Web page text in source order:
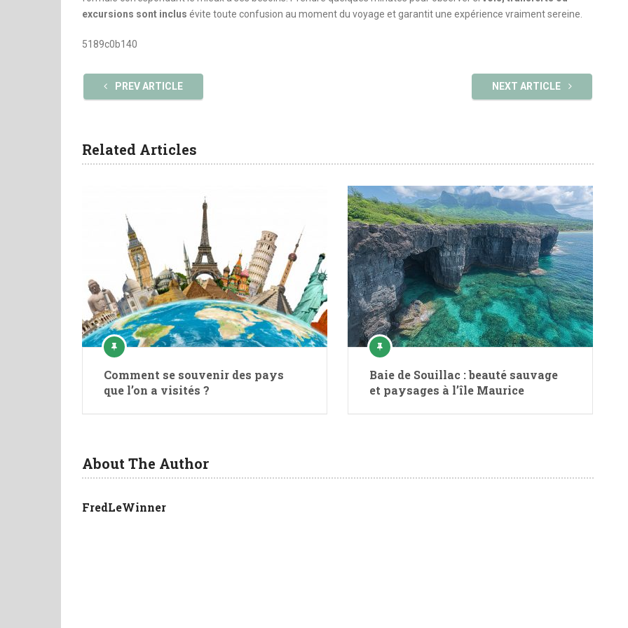
excursions sont inclus évite toute confusion au moment du voyage et garantit une expérience vraiment sereine.
5189c0b140
PREV ARTICLE NEXT ARTICLE
Related Articles
Comment se souvenir des pays
que l’on a visités ?
Baie de Souillac : beauté sauvage
et paysages à l’île Maurice
About The Author
FredLeWinner